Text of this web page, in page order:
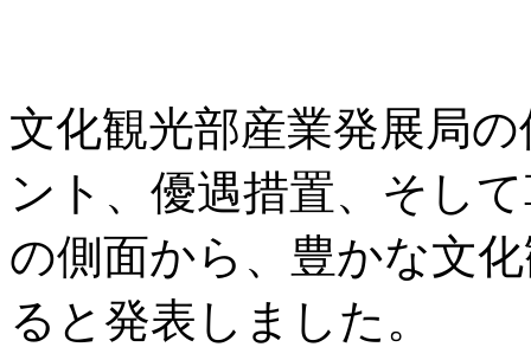
文化観光部産業発展局
ント、優遇措置、そし
の側面から、豊かな文
ると発表しました。